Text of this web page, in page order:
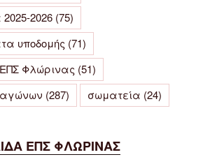
2026 (75)
υποδομής (71)
Φλώρινας (51)
(287) σωματεία (24)
ΕΠΣ ΦΛΩΡΙΝΑΣ